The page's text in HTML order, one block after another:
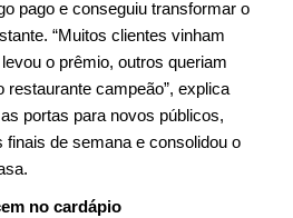
pago e conseguiu transformar o
“Muitos clientes vinham
o prêmio, outros queriam
campeão”, explica
portas para novos públicos,
de semana e consolidou o
no cardápio